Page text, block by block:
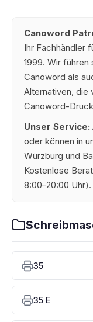
Canoword
Ihr Fachhändler
1999. Wir
Canoword als
Alternativen, die
Canoword-
Unser Service:
oder können in
Würzburg und
Kostenlose
8:00–20:00 Uhr).
35
35 E